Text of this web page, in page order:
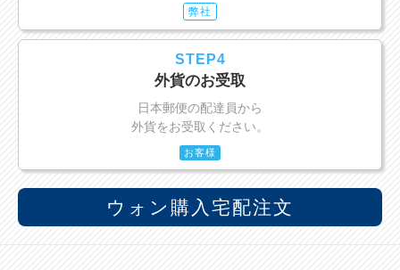
弊社
STEP4
外貨のお受取
日本郵便の配達員から
外貨をお受取ください。
お客様
ウォン購入宅配注文